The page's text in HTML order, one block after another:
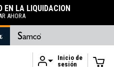
EN LA LIQUIDACIÓN
AHORA
Inicio de
sesión